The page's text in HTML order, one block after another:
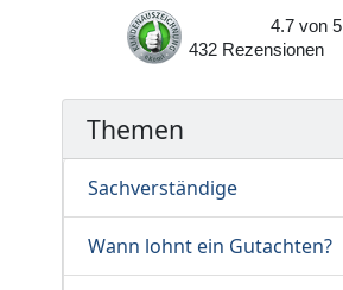
4.7 von5
432
Rezensionen
Themen
Sachverständige
Wann lohnt ein Gutachten?